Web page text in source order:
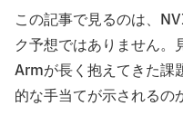
この記事で見るのは、
ク予想ではありません
Armが長く抱えてきた課
的な手当てが示されるの